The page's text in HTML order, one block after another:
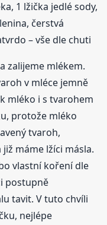
1 lžička jedlé sody,
čerstvá
– vše dle chuti
zalijeme mlékem.
v mléce jemně
mléko i s tvarohem
protože mléko
tvaroh,
máme lžíci másla.
vlastní koření dle
postupně
tavit. V tuto chvíli
nejlépe